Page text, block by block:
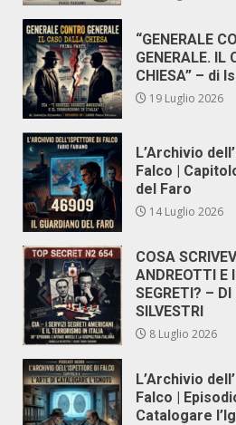
“GENERALE
GENERALE. IL
CHIESA” – di
19 Luglio 2026
L’Archivio
Falco |
del Faro
14 Luglio 2026
COSA
ANDREOTTI E
SEGRETI? –
SILVESTRI
8 Luglio 2026
L’Archivio
Falco |
Catalogare